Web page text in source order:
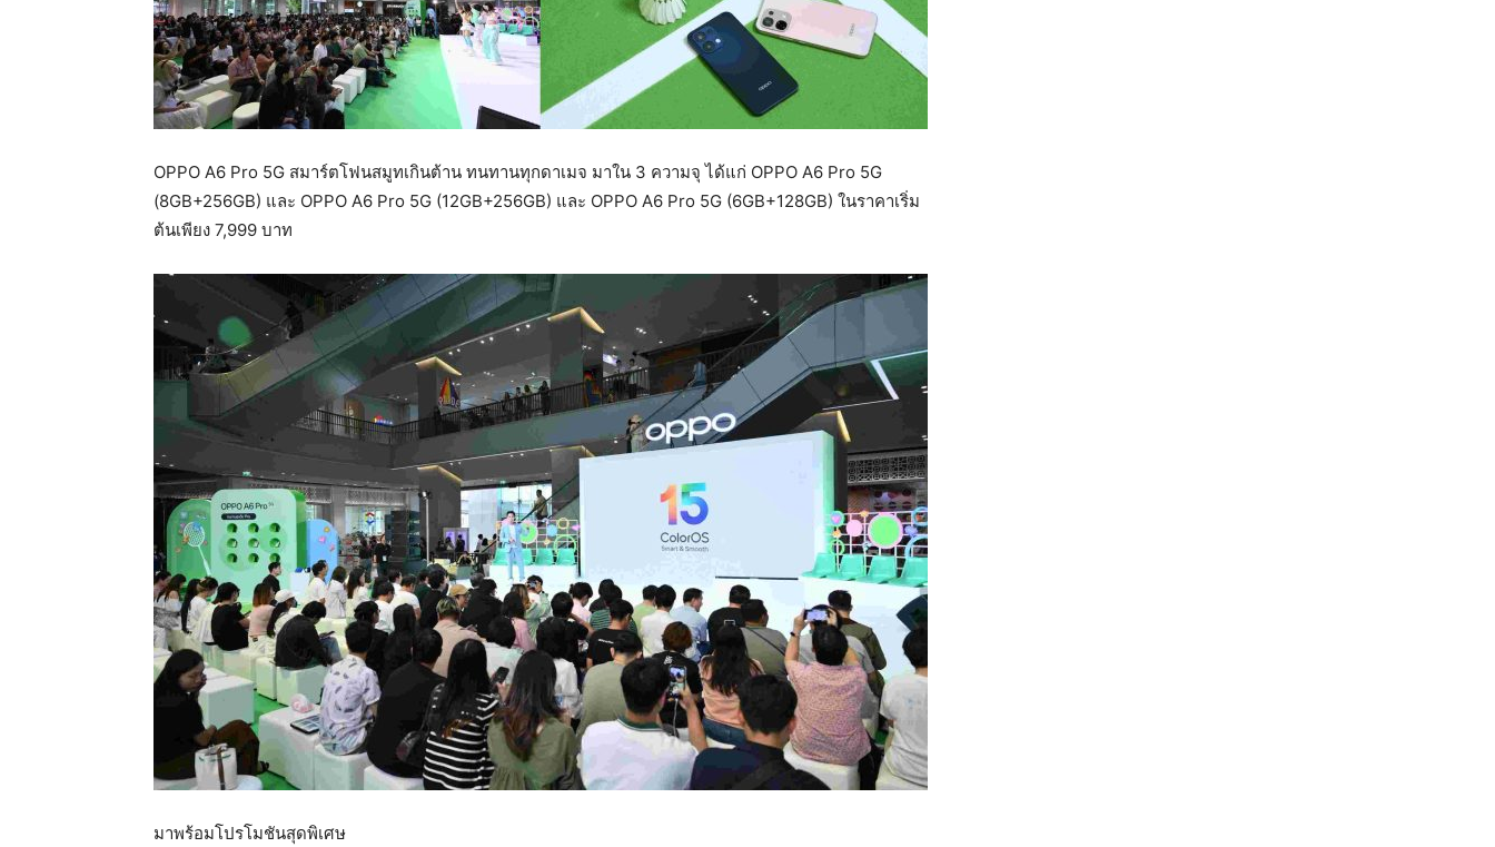
OPPO A6 Pro 5G สมาร์ตโฟนสมูทเกินต้าน ทนทานทุกดาเมจ มาใน 3 ความจุ ได้แก่ OPPO A6 Pro 5G
(8GB+256GB) และ OPPO A6 Pro 5G (12GB+256GB) และ OPPO A6 Pro 5G (6GB+128GB) ในราคาเริ่ม
ต้นเพียง 7,999 บาท
มาพร้อมโปรโมชันสุดพิเศษ